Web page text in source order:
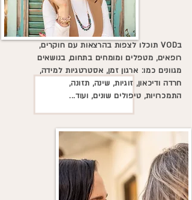
בVOD תוכלו לצפות בהרצאות עם חוקרים,
רופאים, מטפלים ומומחים בתחום, בנושאים
מגוונים כמו: ארגון זמן, אסטרטגיות למידה,
חרדה ודיכאון, זוגיות, שינה, תזונה,
התמכרויות, טיפולים שונים, ועוד...